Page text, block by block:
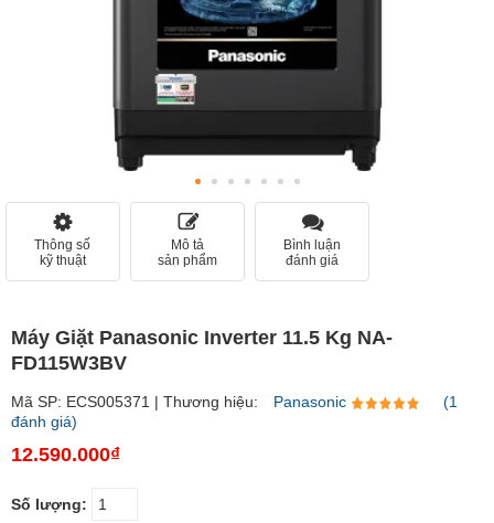
Thông số
kỹ thuật
Mô tả
sản phẩm
Bình luận
đánh giá
Máy Giặt Panasonic Inverter 11.5 Kg NA-
FD115W3BV
Mã SP: ECS005371 | Thương hiệu: Panasonic
(1
đánh giá)
12.590.000₫
Số lượng: